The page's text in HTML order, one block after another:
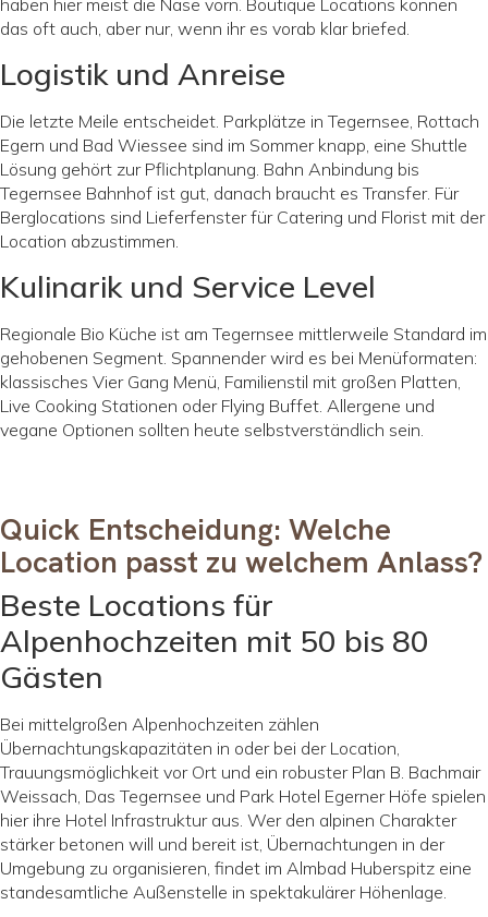
das oft auch, aber nur, wenn ihr es vorab klar briefed.
Logistik und Anreise
Die letzte Meile entscheidet. Parkplätze in Tegernsee, Rottach
Egern und Bad Wiessee sind im Sommer knapp, eine Shuttle
Lösung gehört zur Pflichtplanung. Bahn Anbindung bis
Tegernsee Bahnhof ist gut, danach braucht es Transfer. Für
Berglocations sind Lieferfenster für Catering und Florist mit der
Location abzustimmen.
Kulinarik und Service Level
Regionale Bio Küche ist am Tegernsee mittlerweile Standard im
gehobenen Segment. Spannender wird es bei Menüformaten:
klassisches Vier Gang Menü, Familienstil mit großen Platten,
Live Cooking Stationen oder Flying Buffet. Allergene und
vegane Optionen sollten heute selbstverständlich sein.
Quick Entscheidung: Welche
Location passt zu welchem Anlass?
Beste Locations für
Alpenhochzeiten mit 50 bis 80
Gästen
Bei mittelgroßen Alpenhochzeiten zählen
Übernachtungskapazitäten in oder bei der Location,
Trauungsmöglichkeit vor Ort und ein robuster Plan B. Bachmair
Weissach, Das Tegernsee und Park Hotel Egerner Höfe spielen
hier ihre Hotel Infrastruktur aus. Wer den alpinen Charakter
stärker betonen will und bereit ist, Übernachtungen in der
Umgebung zu organisieren, findet im Almbad Huberspitz eine
standesamtliche Außenstelle in spektakulärer Höhenlage.